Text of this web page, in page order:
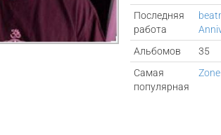
Последняя
работа
Альбомов
35
Самая
популярная